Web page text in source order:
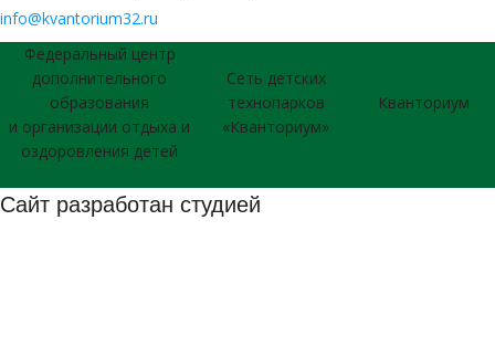
info@kvantorium32.ru
Федеральный центр
дополнительного
образования
и организации отдыха и
оздоровления детей
Сеть детских
технопарков
«Кванториум»
Кванториум
Сайт разработан студией